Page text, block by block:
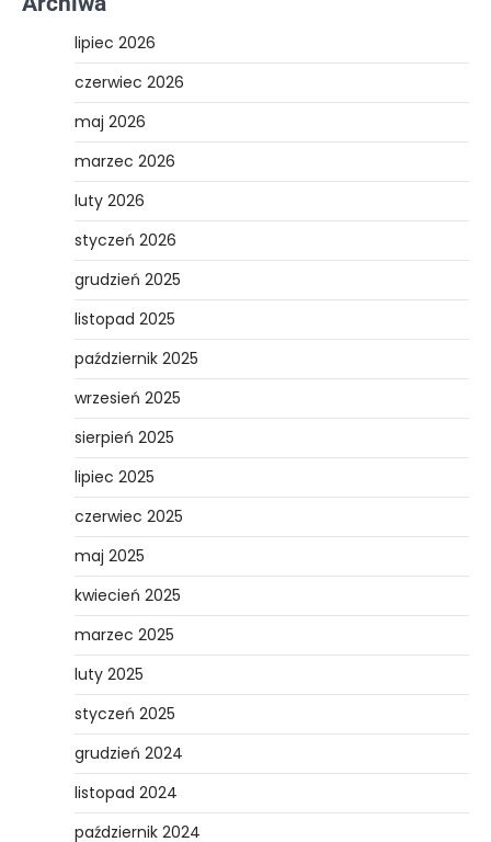
lipiec 2026
czerwiec 2026
maj 2026
marzec 2026
luty 2026
styczeń 2026
grudzień 2025
listopad 2025
październik 2025
wrzesień 2025
sierpień 2025
lipiec 2025
czerwiec 2025
maj 2025
kwiecień 2025
marzec 2025
luty 2025
styczeń 2025
grudzień 2024
listopad 2024
październik 2024